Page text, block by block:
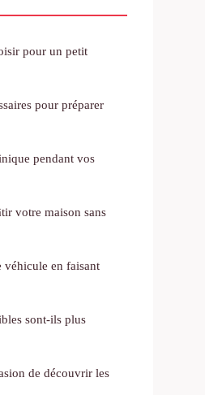
pour un petit
pour préparer
pendant vos
votre maison sans
véhicule en faisant
sont-ils plus
de découvrir les